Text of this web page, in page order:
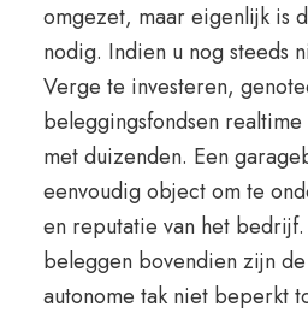
omgezet, maar eigenlijk is
nodig. Indien u nog steeds
Verge te investeren,
beleggingsfondsen
met duizenden. Een
eenvoudig object om te
en reputatie van het
beleggen bovendien zijn
autonome tak niet beperkt